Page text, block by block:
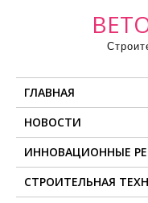
ГЛАВНАЯ
НОВОСТИ
ИННОВАЦИОННЫЕ
СТРОИТЕЛЬНАЯ